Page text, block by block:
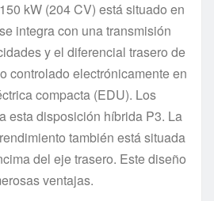
kW (204 CV) está situado en
integra con una transmisión
y el diferencial trasero de
controlado electrónicamente en
compacta (EDU). Los
esta disposición híbrida P3. La
también está situada
del eje trasero. Este diseño
ventajas.